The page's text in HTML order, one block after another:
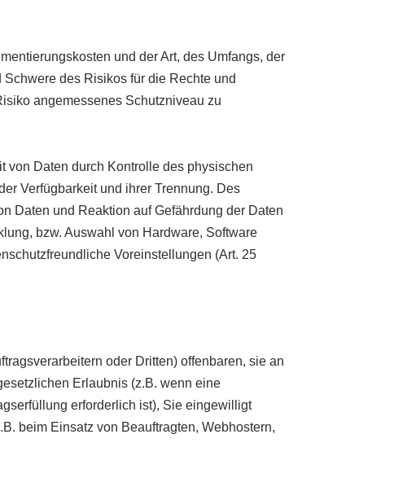
und der Art, des Umfangs, der
des Risikos für die Rechte und
angemessenes Schutzniveau zu
von Daten durch Kontrolle des physischen
Verfügbarkeit und ihrer Trennung. Des
Daten und Reaktion auf Gefährdung der Daten
bzw. Auswahl von Hardware, Software
Voreinstellungen (Art. 25
oder Dritten) offenbaren, sie an
Erlaubnis (z.B. wenn eine
erforderlich ist), Sie eingewilligt
beim Einsatz von Beauftragten, Webhostern,